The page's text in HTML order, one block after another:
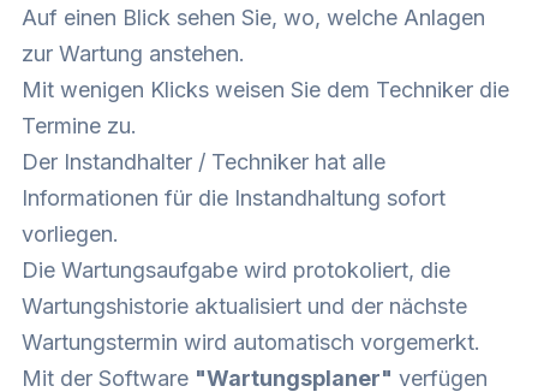
Auf einen Blick sehen Sie, wo, welche Anlagen
zur Wartung anstehen.
Mit wenigen Klicks weisen Sie dem Techniker die
Termine zu.
Der Instandhalter / Techniker hat alle
Informationen für die Instandhaltung sofort
vorliegen.
Die Wartungsaufgabe wird protokoliert, die
Wartungshistorie aktualisiert und der nächste
Wartungstermin wird automatisch vorgemerkt.
Mit der Software "Wartungsplaner" verfügen